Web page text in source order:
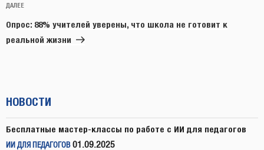
Следующая
запись
ДАЛЕЕ
Опрос: 88% учителей уверены, что школа не готовит к
реальной жизни
НОВОСТИ
Бесплатные мастер-классы по работе с ИИ для педагогов
ИИ ДЛЯ ПЕДАГОГОВ 01.09.2025